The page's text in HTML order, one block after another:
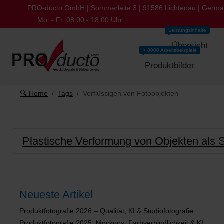
PRO-ducto GmbH | Sommerleite 3 | 91586 Lichtenau |
Mo. - Fr. 08:00 - 18:00 Uhr
Übersicht
Leistungsinhalte
Produktbilder
> 8000 Arbeitsbeispiele
🔍 Home Tags Verflüssigen von Fotoobjekten
Plastische Verformung von Objekten als
Neueste Artikel
Produktfotografie 2026 – Qualität, KI & Studiofotografie